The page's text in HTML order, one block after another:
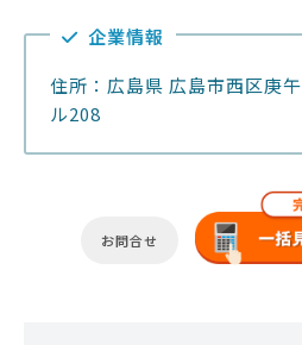
企業情報
住所：広島県 広島市西区庚
ル208
お問合せ